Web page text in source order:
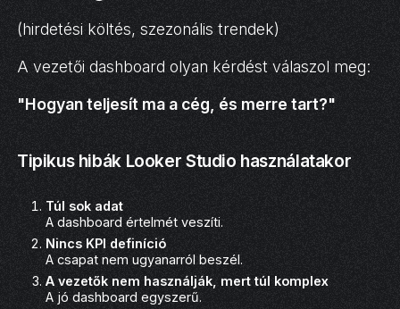
(hirdetési költés, szezonális trendek)
A vezetői dashboard olyan kérdést válaszol meg:
"Hogyan teljesít ma a cég, és merre tart?"
Tipikus hibák Looker Studio használatakor
Túl sok adat
A dashboard értelmét veszíti.
Nincs KPI definíció
A csapat nem ugyanarról beszél.
A vezetők nem használják, mert túl komplex
A jó dashboard egyszerű.